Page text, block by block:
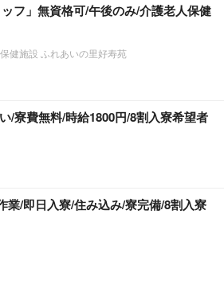
ッフ」無資格可/午後のみ/介護老人保健
健施設 ふれあいの里好寿苑
/寮費無料/時給1800円/8割入寮希望者
業/即日入寮/住み込み/寮完備/8割入寮